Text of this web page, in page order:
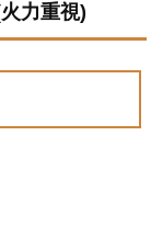
力重視)